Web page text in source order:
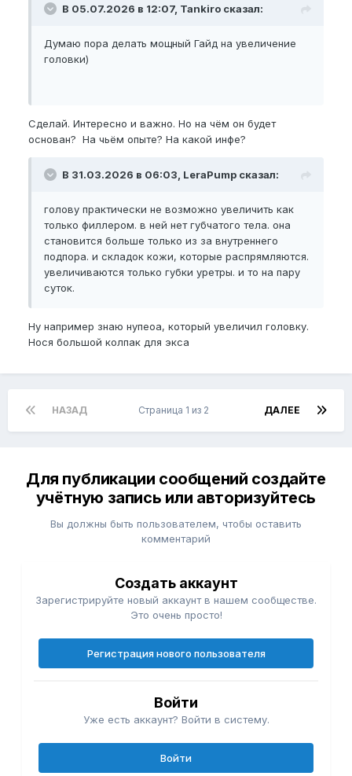
В 05.07.2026 в 12:07, Tankiro сказал:
Думаю пора делать мощный Гайд на увеличение
головки)
Сделай. Интересно и важно. Но на чём он будет
основан? На чьём опыте? На какой инфе?
В 31.03.2026 в 06:03, LeraPump сказал:
голову практически не возможно увеличить как
только филлером. в ней нет губчатого тела. она
становится больше только из за внутреннего
подпора. и складок кожи, которые распрямляются.
увеличиваются только губки уретры. и то на пару
суток.
Ну например знаю нупеоа, который увеличил головку.
Нося большой колпак для экса
НАЗАД ДАЛЕЕ
Страница 1 из 2
Для публикации сообщений создайте
учётную запись или авторизуйтесь
Вы должны быть пользователем, чтобы оставить
комментарий
Создать аккаунт
Зарегистрируйте новый аккаунт в нашем сообществе.
Это очень просто!
Регистрация нового пользователя
Войти
Уже есть аккаунт? Войти в систему.
Войти